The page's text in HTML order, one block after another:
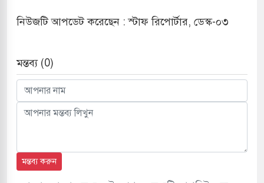
নিউজটি আপডেট করেছেন : স্টাফ রিপোর্টার, ডেস্ক-০৩
মন্তব্য (0)
মন্তব্য করুন